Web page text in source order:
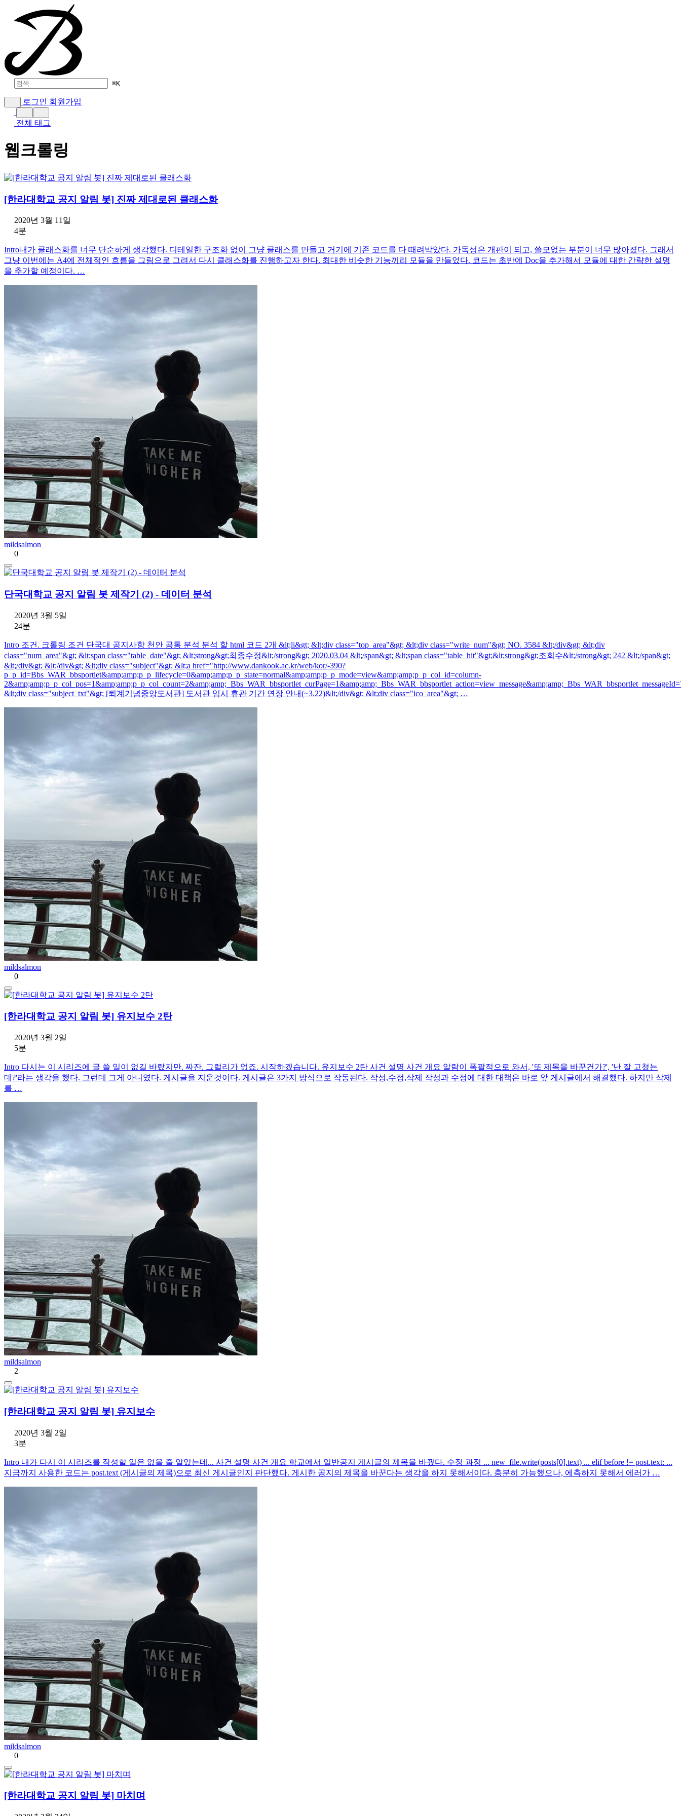
⌘K
로그인 회원가입
전체 태그
웹크롤링
[한라대학교 공지 알림 봇] 진짜 제대로된 클래스화
2020년 3월 11일
4분
Intro내가 클래스화를 너무 단순하게 생각했다. 디테일한 구조화 없이 그냥 클래스를 만들고 거기에 기존 코드를 다 때려박았다. 가독성은 개판이 되고, 쓸모없는 부분이 너무 많아졌다. 그래서
그냥 이번에는 A4에 전체적인 흐름을 그림으로 그려서 다시 클래스화를 진행하고자 한다. 최대한 비슷한 기능끼리 모듈을 만들었다. 코드는 초반에 Doc을 추가해서 모듈에 대한 간략한 설명
을 추가할 예정이다. …
mildsalmon
0
단국대학교 공지 알림 봇 제작기 (2) - 데이터 분석
2020년 3월 5일
24분
Intro 조건. 크롤링 조건 단국대 공지사항 천안 공통 분석 분석 할 html 코드 2개 &lt;li&gt; &lt;div class="top_area"&gt; &lt;div class="write_num"&gt; NO. 3584 &lt;/div&gt; &lt;div
class="num_area"&gt; &lt;span class="table_date"&gt; &lt;strong&gt;최종수정&lt;/strong&gt; 2020.03.04 &lt;/span&gt; &lt;span class="table_hit"&gt;&lt;strong&gt;조회수&lt;/strong&gt; 242 &lt;/span&gt;
&lt;/div&gt; &lt;/div&gt; &lt;div class="subject"&gt; &lt;a href="http://www.dankook.ac.kr/web/kor/-390?
p_p_id=Bbs_WAR_bbsportlet&amp;amp;p_p_lifecycle=0&amp;amp;p_p_state=normal&amp;amp;p_p_mode=view&amp;amp;p_p_col_id=column-
&lt;div class="subject_txt"&gt; [퇴계기념중앙도서관] 도서관 임시 휴관 기간 연장 안내(~3.22)&lt;/div&gt; &lt;div class="ico_area"&gt; …
mildsalmon
0
[한라대학교 공지 알림 봇] 유지보수 2탄
2020년 3월 2일
5분
Intro 다시는 이 시리즈에 글 쓸 일이 없길 바랐지만. 짜잔. 그럴리가 없죠. 시작하겠습니다. 유지보수 2탄 사건 설명 사건 개요 알람이 폭팔적으로 와서, '또 제목을 바꾼건가?', '난 잘 고쳤는
데?'라는 생각을 했다. 그런데 그게 아니였다. 게시글을 지운것이다. 게시글은 3가지 방식으로 작동된다. 작성,수정,삭제 작성과 수정에 대한 대책은 바로 앞 게시글에서 해결했다. 하지만 삭제
를 …
mildsalmon
2
[한라대학교 공지 알림 봇] 유지보수
2020년 3월 2일
3분
Intro 내가 다시 이 시리즈를 작성할 일은 없을 줄 알았는데... 사건 설명 사건 개요 학교에서 일반공지 게시글의 제목을 바꿨다. 수정 과정 ... new_file.write(posts[0].text) ... elif before != post.text: ...
지금까지 사용한 코드는 post.text (게시글의 제목)으로 최신 게시글인지 판단했다. 게시한 공지의 제목을 바꾼다는 생각을 하지 못해서이다. 충분히 가능했으나, 에측하지 못해서 에러가 …
mildsalmon
0
[한라대학교 공지 알림 봇] 마치며